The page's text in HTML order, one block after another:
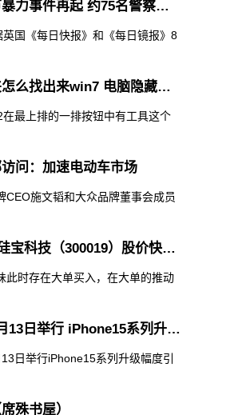
英国诺丁山狂欢节暴力事件再起 约75名警察遇袭 现场垃圾遍地
国《每日快报》和《每日镜报》8
电脑隐藏的文件夹怎么找出来win7 电脑隐藏的文件夹怎么找出来
最上排的一排按钮中有工具这个
问：加速电动车市场
CEO施文韬和大众品牌董事会成员
8月30日 10:03分 硅宝科技（300019）股价快速拉升
此时存在大单买入，在大单的推动
苹果秋季发布会9月13日举行 iPhone15系列升级幅度引关注
日举行iPhone15系列升级幅度引
殊书屋）